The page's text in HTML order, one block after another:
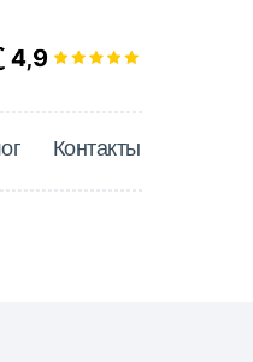
Контакты